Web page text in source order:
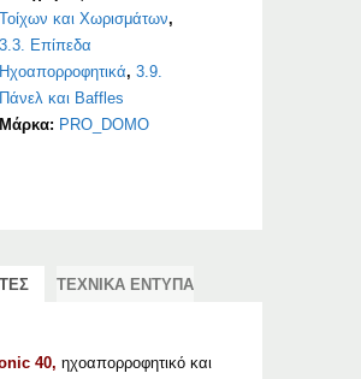
Τοίχων και Χωρισμάτων,
3.3. Επίπεδα
Ηχοαπορροφητικά,3.9.
Πάνελ και Baffles
Μάρκα: PRO_DOMO
ΤΕΧΝΙΚΑ ΕΝΤΥΠΑ
40, ηχοαπορροφητικό και